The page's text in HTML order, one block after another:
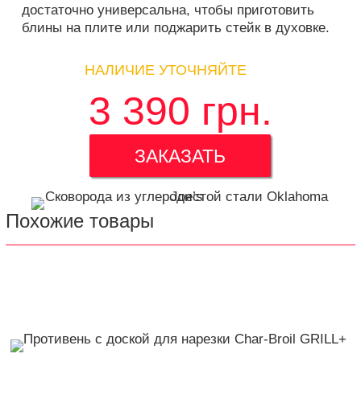
достаточно универсальна, чтобы приготовить
блины на плите или поджарить стейк в духовке.
НАЛИЧИЕ УТОЧНЯЙТЕ
3 390 грн.
ЗАКАЗАТЬ
Похожие товары